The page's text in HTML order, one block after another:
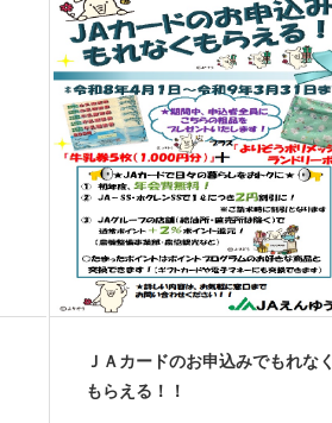
ＪＡカードのお申込みでもれなく
もらえる！！